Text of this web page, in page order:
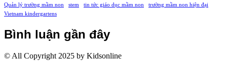
Quản lý trường mầm non stem tin tức giáo dục mầm non
trường mầm non hiện đại
Vietnam kindergartens
Bình luận gần đây
© All Copyright 2025 by Kidsonline